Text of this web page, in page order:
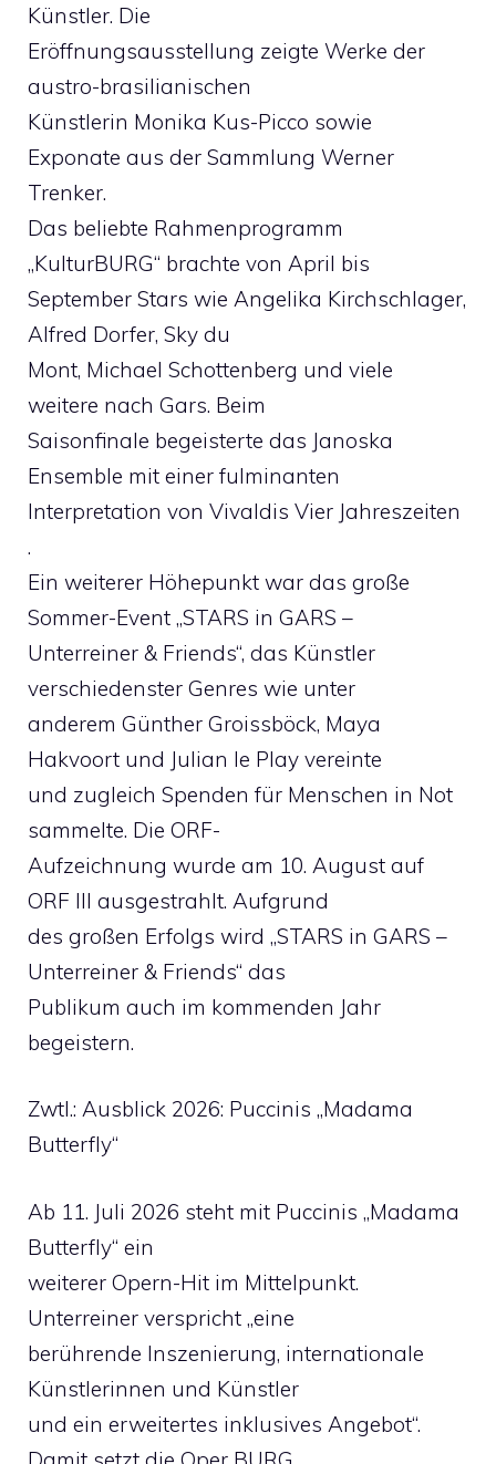
Künstler. Die
Eröffnungsausstellung zeigte Werke der
austro-brasilianischen
Künstlerin Monika Kus-Picco sowie
Exponate aus der Sammlung Werner
Trenker.
Das beliebte Rahmenprogramm
„KulturBURG“ brachte von April bis
September Stars wie Angelika Kirchschlager,
Alfred Dorfer, Sky du
Mont, Michael Schottenberg und viele
weitere nach Gars. Beim
Saisonfinale begeisterte das Janoska
Ensemble mit einer fulminanten
Interpretation von Vivaldis Vier Jahreszeiten
.
Ein weiterer Höhepunkt war das große
Sommer-Event „STARS in GARS –
Unterreiner & Friends“, das Künstler
verschiedenster Genres wie unter
anderem Günther Groissböck, Maya
Hakvoort und Julian le Play vereinte
und zugleich Spenden für Menschen in Not
sammelte. Die ORF-
Aufzeichnung wurde am 10. August auf
ORF III ausgestrahlt. Aufgrund
des großen Erfolgs wird „STARS in GARS –
Unterreiner & Friends“ das
Publikum auch im kommenden Jahr
begeistern.
Zwtl.: Ausblick 2026: Puccinis „Madama
Butterfly“
Ab 11. Juli 2026 steht mit Puccinis „Madama
Butterfly“ ein
weiterer Opern-Hit im Mittelpunkt.
Unterreiner verspricht „eine
berührende Inszenierung, internationale
Künstlerinnen und Künstler
und ein erweitertes inklusives Angebot“.